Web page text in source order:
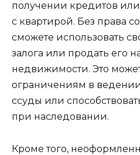
получении кредитов
с квартирой. Без права
сможете использовать
залога или продать его
недвижимости. Это
ограничениям в
ссуды или
при наследовании.
Кроме того,